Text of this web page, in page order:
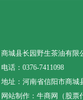
商城县长园野生茶
电话：0376-7411098
地址：河南省信阳市商城
网站制作： 牛商网 （股